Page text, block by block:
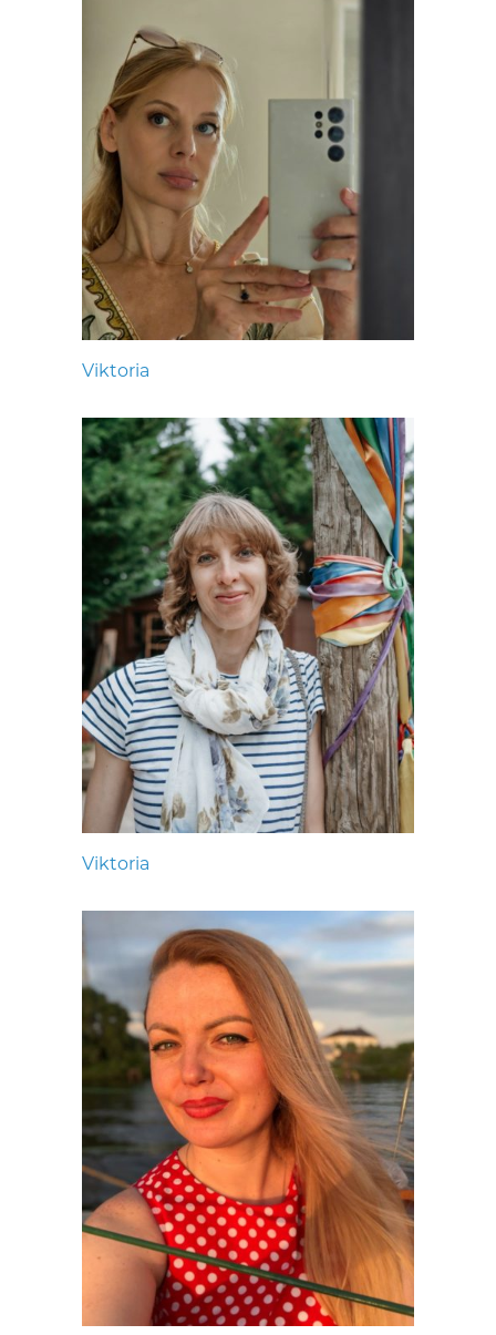
Viktoria
Viktoria